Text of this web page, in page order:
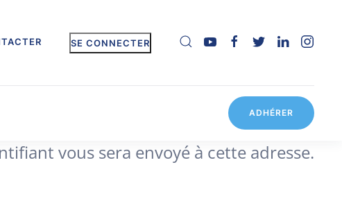
SE CONNECTER
ADHÉRER
vous sera envoyé à cette adresse.